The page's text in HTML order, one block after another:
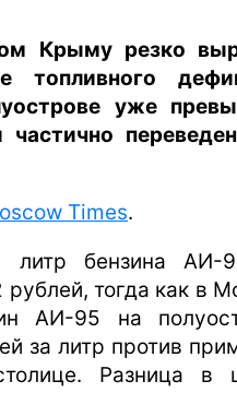
Крыму резко
уже
Times.
бензина АИ-
тогда как в
АИ-95 на
за литр против
Разница в